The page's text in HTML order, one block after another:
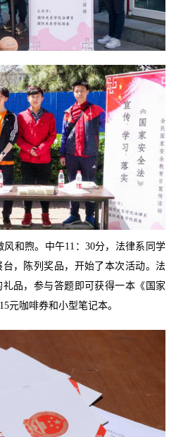
风和煦。中午11：30分，法律系同学
，陈列奖品，开始了本次活动。法
品，参与答题即可获得一本《国家
元咖啡券和小型笔记本。